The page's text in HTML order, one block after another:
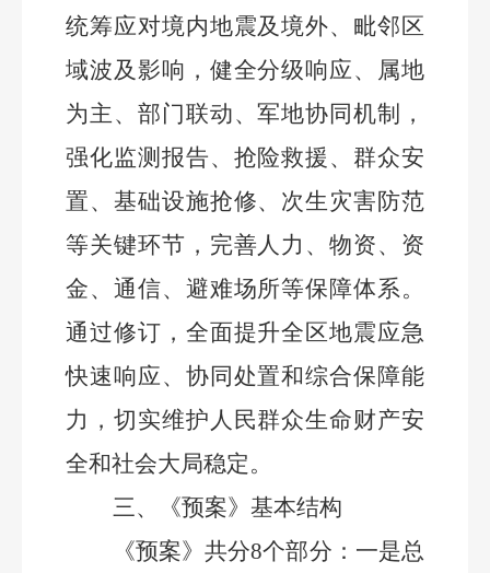
统筹应对境内地震及境外、毗邻区
域波及影响，健全分级响应、属地
为主、部门联动、军地协同机制，
强化监测报告、抢险救援、群众安
置、基础设施抢修、次生灾害防范
等关键环节，完善人力、物资、资
金、通信、避难场所等保障体系。
通过修订，全面提升全区地震应急
快速响应、协同处置和综合保障能
力，切实维护人民群众生命财产安
全和社会大局稳定。
三、
《预案》基本结构
《预案》共分8个部分：一是总